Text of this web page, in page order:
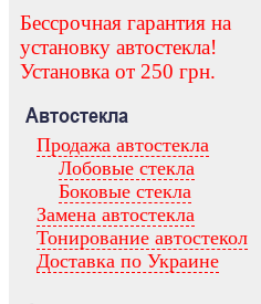
Бессрочная гарантия на
установку автостекла!
Установка от 250 грн.
Автостекла
Продажа автостекла
Лобовые стекла
Боковые стекла
Замена автостекла
Тонирование автостекол
Доставка по Украине